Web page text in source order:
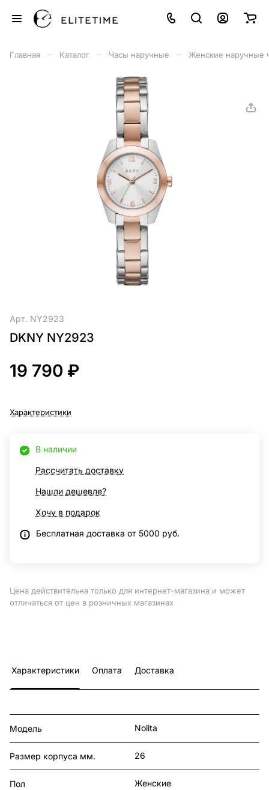
Главная Каталог Часы наручные Женские наручные
Арт. NY2923
DKNY NY2923
19 790 ₽
Характеристики
В наличии
Рассчитать доставку
Нашли дешевле?
Хочу в подарок
Бесплатная доставка от 5000 руб.
Цена действительна только для интернет-магазина и может
отличаться от цен в розничных магазинах
Характеристики Оплата Доставка
Модель Nolita
Размер корпуса мм. 26
Пол Женские